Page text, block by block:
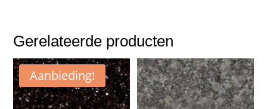
Gerelateerde producten
Aanbieding!